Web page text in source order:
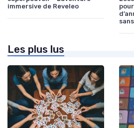
immersive de Reveleo
Les plus lus